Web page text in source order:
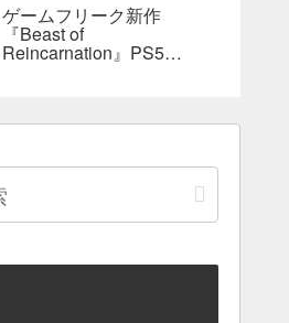
ゲームフリーク新作
『Beast of
Reincarnation』PS5版
満